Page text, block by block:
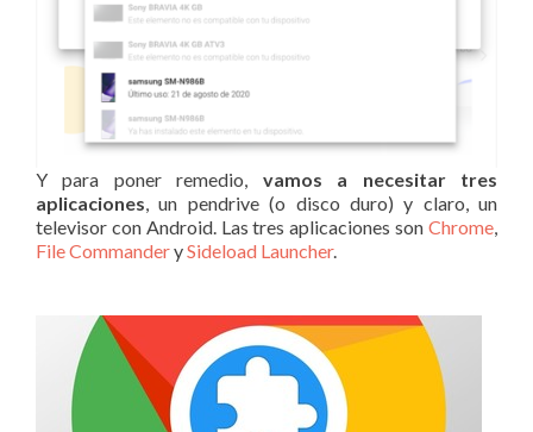
Y para poner remedio, vamos a necesitar tres
aplicaciones , un pendrive (o disco duro) y claro, un
televisor con Android. Las tres aplicaciones son Chrome
File CommanderySideload Launcher.